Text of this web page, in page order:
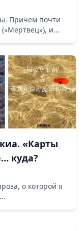
Причем почти
и...
«Карты
куда?
о которой я